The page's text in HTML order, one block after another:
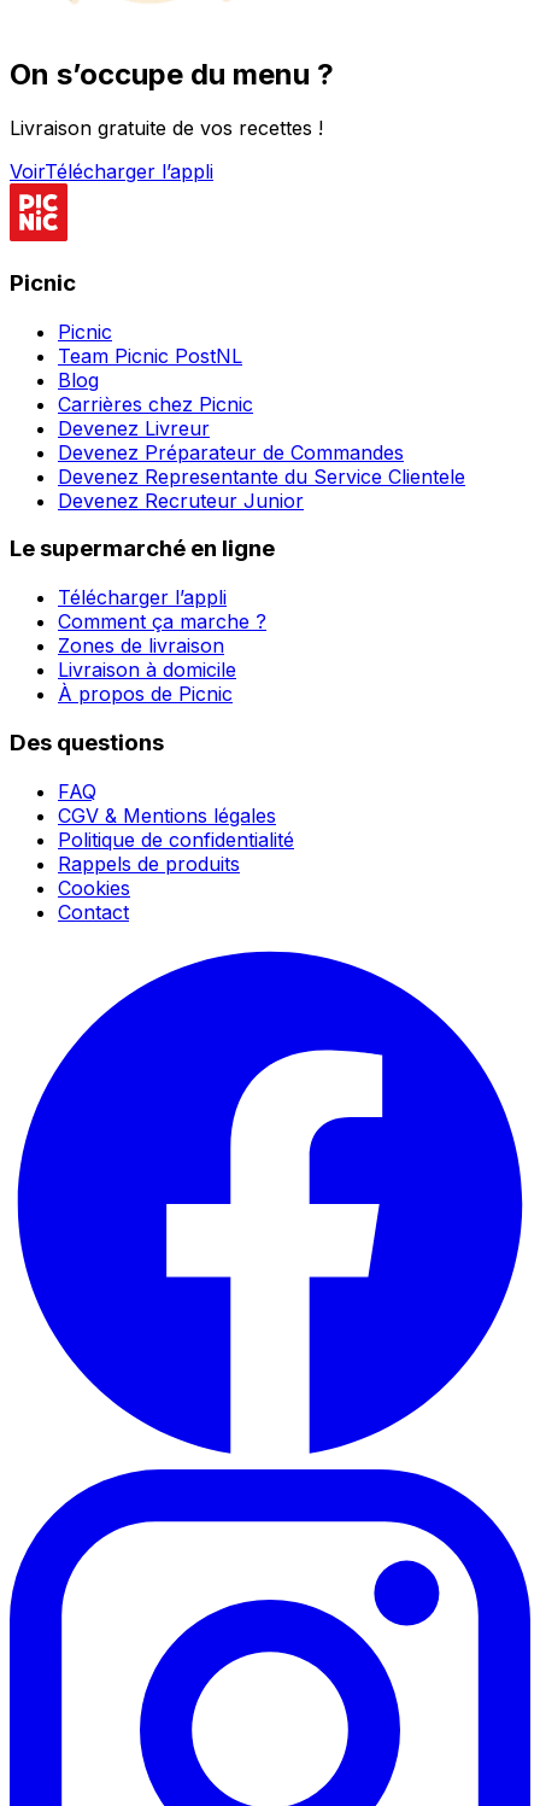
On s’occupe du menu ?
Livraison gratuite de vos recettes !
VoirTélécharger l’appli
Picnic
Picnic
Team Picnic PostNL
Blog
Carrières chez Picnic
Devenez Livreur
Devenez Préparateur de Commandes
Devenez Representante du Service Clientele
Devenez Recruteur Junior
Le supermarché en ligne
Télécharger l’appli
Comment ça marche ?
Zones de livraison
Livraison à domicile
À propos de Picnic
Des questions
FAQ
CGV & Mentions légales
Politique de confidentialité
Rappels de produits
Cookies
Contact